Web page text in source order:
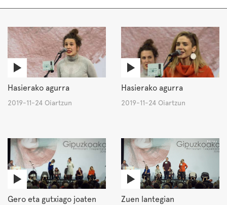
Hasierako agurra
2019-11-24 Oiartzun
Hasierako agurra
2019-11-24 Oiartzun
Gero eta gutxiago joaten
Zuen lantegian